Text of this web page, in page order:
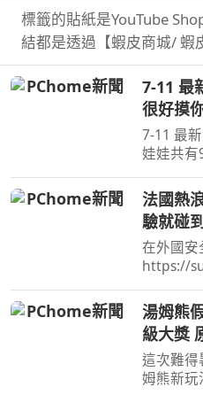
標籤的貼紙是YouTube
結都是透過【蝦皮商城/ 蝦
證賣家不一定都是我購買 ...
7-11 最
很好摸
7-11 最新
娃娃共有
環掛在包
法國熱
驗就碰
在外國安
https://
湯姆熊
級大獎
【Bobo
這次難得
姆熊新玩